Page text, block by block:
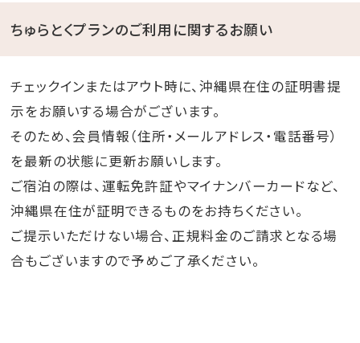
ちゅらとくプランのご利用に関するお願い
チェックインまたはアウト時に、沖縄県在住の証明書提
示をお願いする場合がございます。
そのため、会員情報（住所・メールアドレス・電話番号）
を最新の状態に更新お願いします。
ご宿泊の際は、運転免許証やマイナンバーカードなど、
沖縄県在住が証明できるものをお持ちください。
ご提示いただけない場合、正規料金のご請求となる場
合もございますので予めご了承ください。